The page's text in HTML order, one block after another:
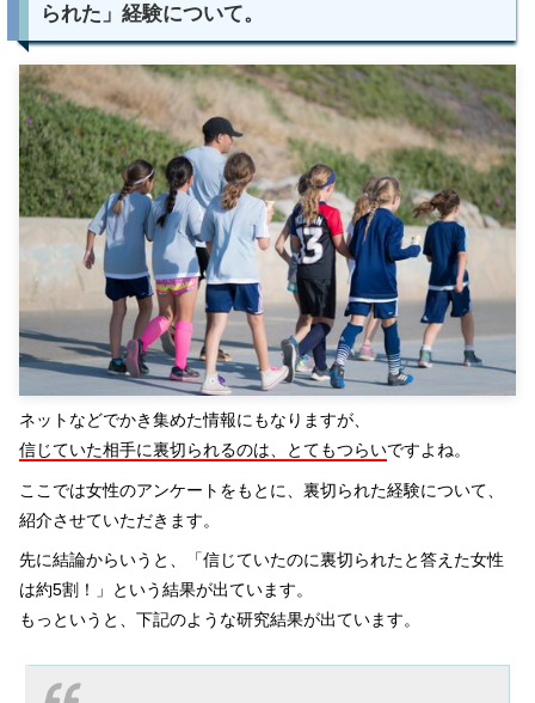
られた」経験について。
ネットなどでかき集めた情報にもなりますが、
信じていた相手に裏切られるのは、とてもつらいですよね。
ここでは女性のアンケートをもとに、裏切られた経験について、
紹介させていただきます。
先に結論からいうと、「信じていたのに裏切られたと答えた女性
は約5割！」という結果が出ています。
もっというと、下記のような研究結果が出ています。